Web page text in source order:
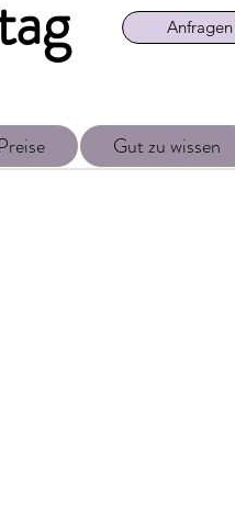
Anfragen
Gut zu wissen